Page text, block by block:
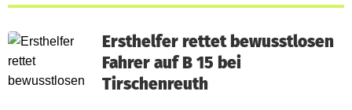
Ersthelfer rettet bewusstlosen
Fahrer auf B 15 bei
Tirschenreuth